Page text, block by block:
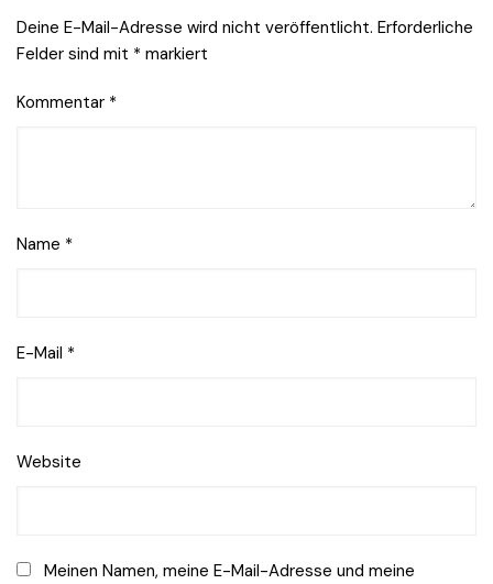
Deine E-Mail-Adresse wird nicht veröffentlicht. Erforderliche
Felder sind mit * markiert
Kommentar *
Name *
E-Mail *
Website
Meinen Namen, meine E-Mail-Adresse und meine